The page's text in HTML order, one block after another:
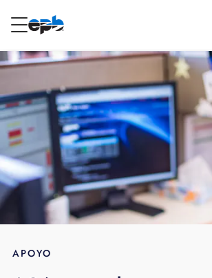
RESIDENCIAL
Internet
Voz
Energía
principal
APOYO